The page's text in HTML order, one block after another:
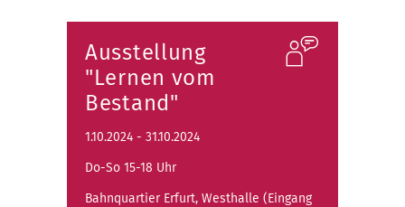
Ausstellung
"Lernen vom
Bestand"
1.10.2024 - 31.10.2024
Do-So 15-18 Uhr
Bahnquartier Erfurt, Westhalle (Eingang